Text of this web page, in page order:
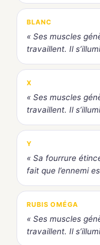
BLANC
« Ses muscles
travaillent. Il
X
« Ses muscles
travaillent. Il
Y
« Sa fourrure
fait que l’ennemi
RUBIS OMÉGA
« Ses muscles
travaillent. Il